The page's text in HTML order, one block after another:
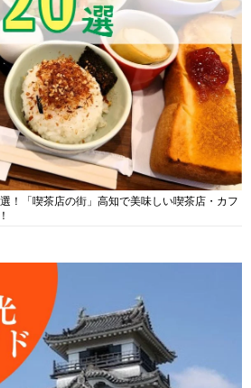
！「喫茶店の街」高知で美味しい喫茶店・カフ